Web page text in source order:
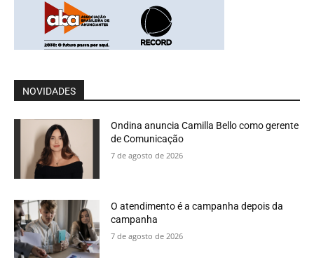
NOVIDADES
Ondina anuncia Camilla Bello como gerente
de Comunicação
7 de agosto de 2026
O atendimento é a campanha depois da
campanha
7 de agosto de 2026